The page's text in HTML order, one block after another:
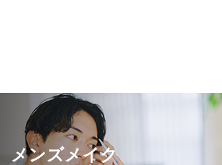
メンズメイク